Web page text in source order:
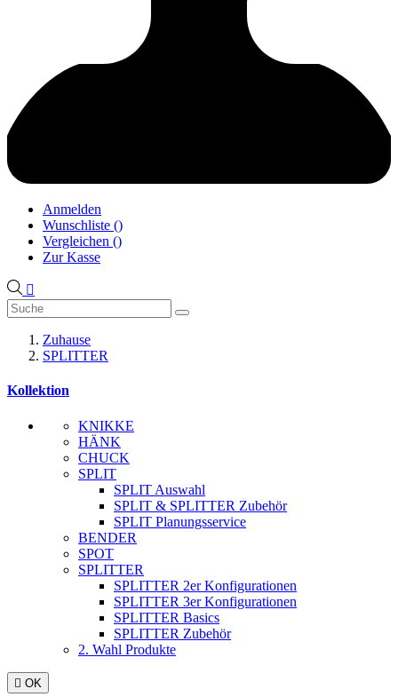
Anmelden
Wunschliste ()
Vergleichen ()
Zur Kasse

Zuhause
SPLITTER
Kollektion
KNIKKE
HÄNK
CHUCK
SPLIT
SPLIT Auswahl
SPLIT & SPLITTER Zubehör
SPLIT Planungsservice
BENDER
SPOT
SPLITTER
SPLITTER 2er Konfigurationen
SPLITTER 3er Konfigurationen
SPLITTER Basics
SPLITTER Zubehör
2. Wahl Produkte
 OK